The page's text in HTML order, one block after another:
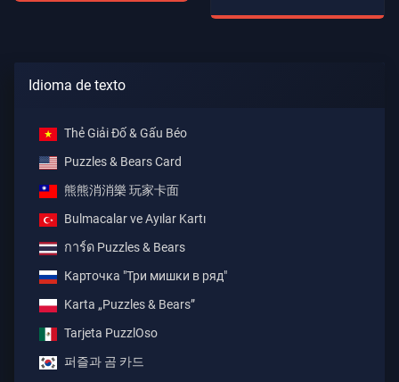
Idioma de texto
Thẻ Giải Đố & Gấu Béo
Puzzles & Bears Card
熊熊消消樂 玩家卡面
Bulmacalar ve Ayılar Kartı
การ์ด Puzzles & Bears
Карточка "Три мишки в ряд"
Karta „Puzzles & Bears”
Tarjeta PuzzlOso
퍼즐과 곰 카드